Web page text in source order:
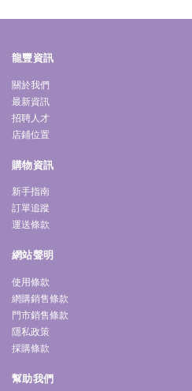
龍豐資訊
關於我們
最新資訊
招聘人才
店鋪位置
購物資訊
新手指南
訂單追蹤
運送條款
網站聲明
使用條款
網購銷售條款
門市銷售條款
隱私政策
採購條款
幫助我們